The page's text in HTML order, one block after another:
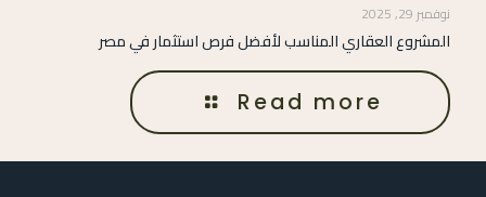
نوفمبر 29, 2025
المشروع العقاري المناسب لأفضل فرص استثمار في مصر
Read more